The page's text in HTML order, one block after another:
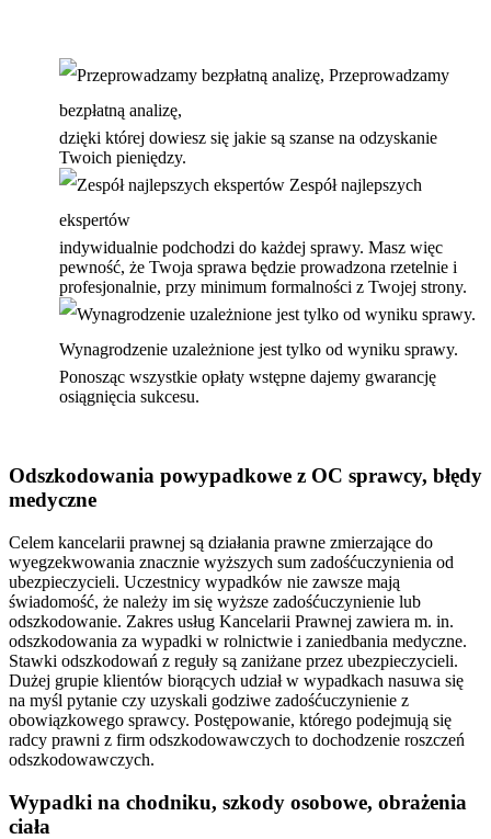
Przeprowadzamy
bezpłatną analizę,
dzięki której dowiesz się jakie są szanse na odzyskanie
Twoich pieniędzy.
Zespół najlepszych
ekspertów
indywidualnie podchodzi do każdej sprawy. Masz więc
pewność, że Twoja sprawa będzie prowadzona rzetelnie i
profesjonalnie, przy minimum formalności z Twojej strony.
Wynagrodzenie uzależnione jest tylko od wyniku sprawy.
Ponosząc wszystkie opłaty wstępne dajemy gwarancję
osiągnięcia sukcesu.
Odszkodowania powypadkowe z OC sprawcy, błędy
medyczne
Celem kancelarii prawnej są działania prawne zmierzające do
wyegzekwowania znacznie wyższych sum zadośćuczynienia od
ubezpieczycieli. Uczestnicy wypadków nie zawsze mają
świadomość, że należy im się wyższe zadośćuczynienie lub
odszkodowanie. Zakres usług Kancelarii Prawnej zawiera m. in.
odszkodowania za wypadki w rolnictwie i zaniedbania medyczne.
Stawki odszkodowań z reguły są zaniżane przez ubezpieczycieli.
Dużej grupie klientów biorących udział w wypadkach nasuwa się
na myśl pytanie czy uzyskali godziwe zadośćuczynienie z
obowiązkowego sprawcy. Postępowanie, którego podejmują się
radcy prawni z firm odszkodowawczych to dochodzenie roszczeń
odszkodowawczych.
Wypadki na chodniku, szkody osobowe, obrażenia
ciała